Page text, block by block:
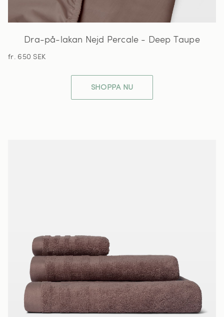
Dra-på-lakan Nejd Percale - Deep Taupe
fr. 650 SEK
SHOPPA NU